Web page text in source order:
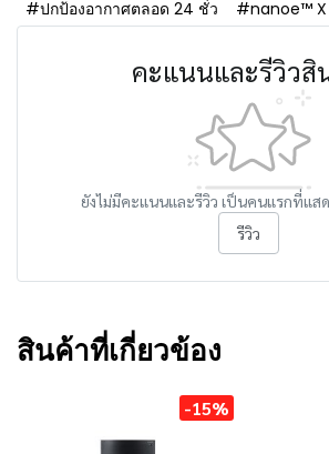
#ปกป้องอากาศตลอด 24 ชั่ว
#nanoe™ X
คะแนนและรีวิวสิ
ยังไม่มีคะแนนและรีวิว เป็นคนแรกที่แส
รีวิว
สินค้าที่เกี่ยวข้อง
-15%